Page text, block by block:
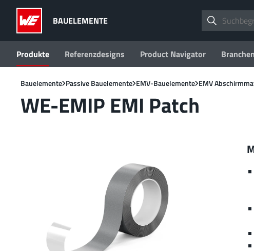
BAUELEMENTE
Produkte Referenzdesigns Product Navigator Branchen
Bauelemente Passive Bauelemente EMV-Bauelemente EMV
WE-EMIP EMI Patch